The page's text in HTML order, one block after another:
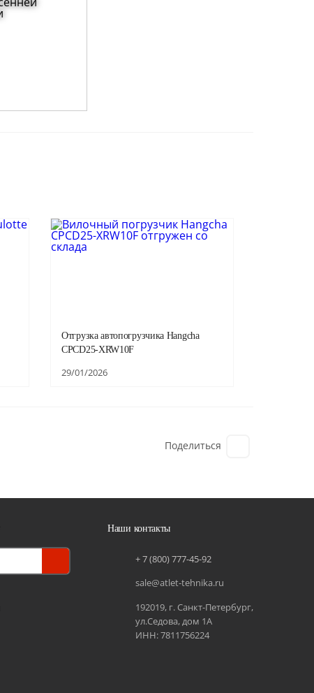
Отгрузка автопогрузчика Hangcha
CPCD25-XRW10F
29/01/2026
Поделиться
Наши контакты
+ 7 (800) 777-45-92
sale@atlet-tehnika.ru
192019, г. Санкт-Петербург,
ул.Седова, дом 1А
ИНН: 7811756224